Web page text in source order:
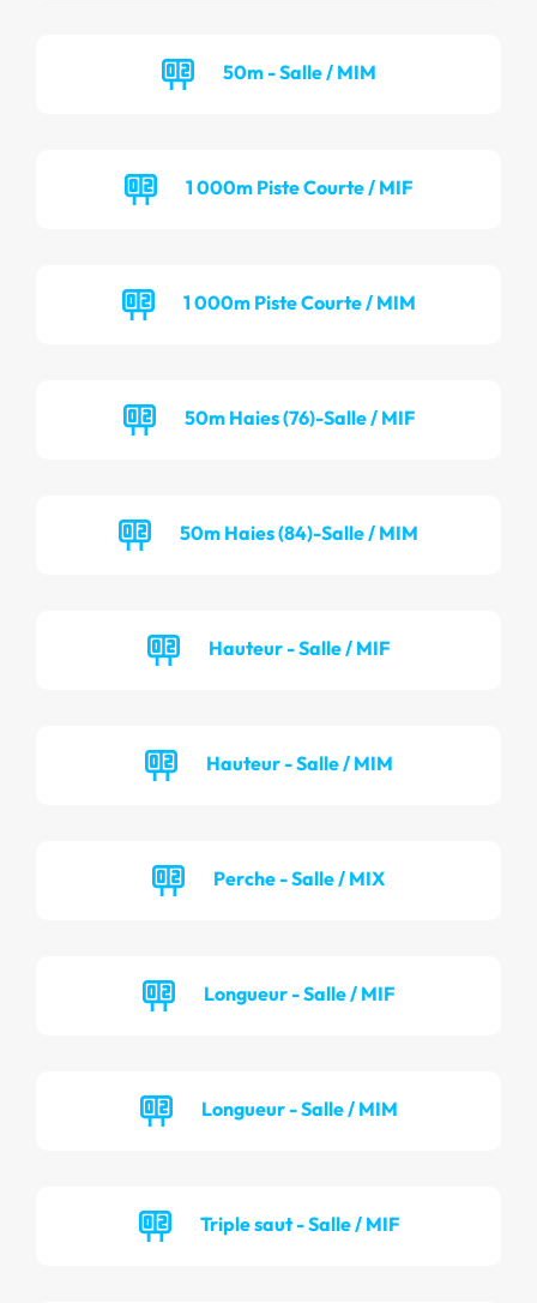
50m - Salle / MIM
1 000m Piste Courte / MIF
1 000m Piste Courte / MIM
50m Haies (76)-Salle / MIF
50m Haies (84)-Salle / MIM
Hauteur - Salle / MIF
Hauteur - Salle / MIM
Perche - Salle / MIX
Longueur - Salle / MIF
Longueur - Salle / MIM
Triple saut - Salle / MIF